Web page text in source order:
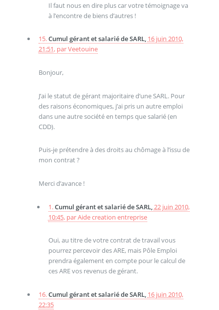
Il faut nous en dire plus car votre témoignage va
à l’encontre de biens d’autres !
15.Cumul gérant et salarié de SARL, 16 juin 2010,
21:51, parVeetouine
Bonjour,
J’ai le statut de gérant majoritaire d’une SARL. Pour
des raisons économiques, j’ai pris un autre emploi
dans une autre société en temps que salarié (en
CDD).
Puis-je prétendre à des droits au chômage à l’issu de
mon contrat ?
Merci d’avance !
1.Cumul gérant et salarié de SARL,22 juin 2010,
10:45, parAide creation entreprise
Oui, au titre de votre contrat de travail vous
pourrez percevoir des ARE, mais Pôle Emploi
prendra également en compte pour le calcul de
ces ARE vos revenus de gérant.
16.Cumul gérant et salarié de SARL, 16 juin 2010,
22:35